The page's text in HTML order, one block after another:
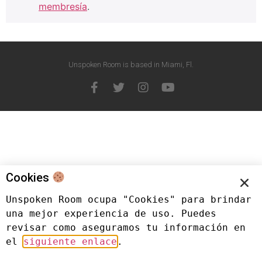
membresía.
Unspoken Room is based in Miami, Fl.
Cookies
Unspoken Room ocupa "Cookies" para brindar
una mejor experiencia de uso. Puedes
revisar como aseguramos tu información en
el siguiente enlace .